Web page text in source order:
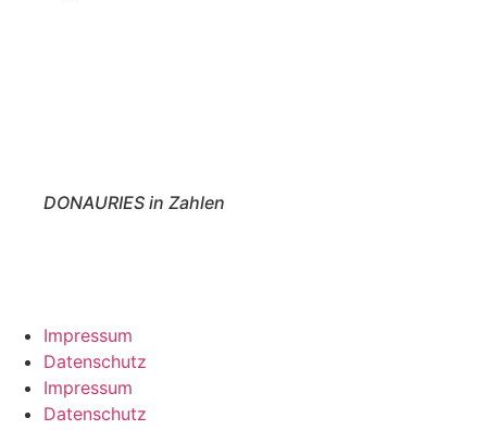
DONAURIES in Zahlen
Impressum
Datenschutz
Impressum
Datenschutz